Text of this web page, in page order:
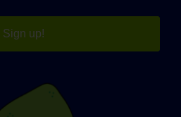
Sign up!